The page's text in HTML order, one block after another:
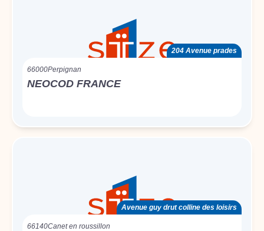
204 Avenue prades
66000Perpignan
NEOCOD FRANCE
Avenue guy drut colline des loisirs
66140Canet en roussillon